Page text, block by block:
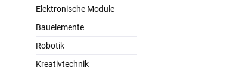
Elektronische Module
Bauelemente
Robotik
Kreativtechnik